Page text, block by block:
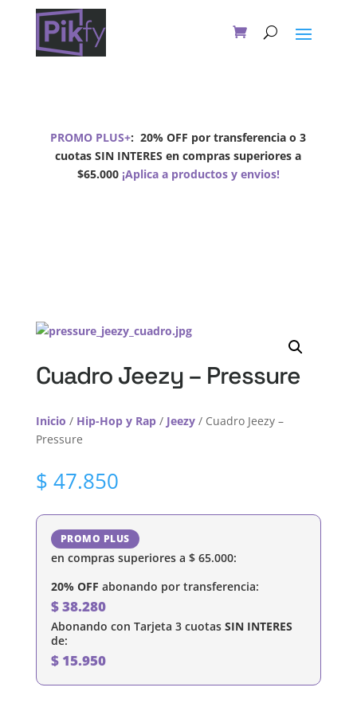
PROMO PLUS+:20% OFF por transferencia o 3
cuotas SIN INTERES en compras superiores a
$65.000¡Aplica a productos y envios!
Cuadro Jeezy – Pressure
Inicio / Hip-Hop y Rap/ Jeezy/ Cuadro Jeezy –
Pressure
$ 47.850
PROMO PLUS
en compras superiores a $65.000:
20% OFF abonando por transferencia:
$38.280
Abonando con Tarjeta 3 cuotas SIN INTERES
de:
$15.950